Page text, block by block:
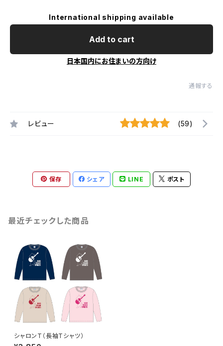
International shipping available
Add to cart
日本国内にお住まいの方向け
通報する
レビュー (59)
保存 シェア LINE ポスト
最近チェックした商品
シャロンT（長袖Tシャツ）